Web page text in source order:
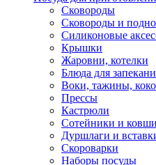
Сковороды
Сковороды и
Силиконовые
Крышки
Жаровни, котелки
Блюда для
Воки, тажины,
Прессы
Кастрюли
Сотейники и ковши
Дуршлаги и
Скороварки
Наборы посуды